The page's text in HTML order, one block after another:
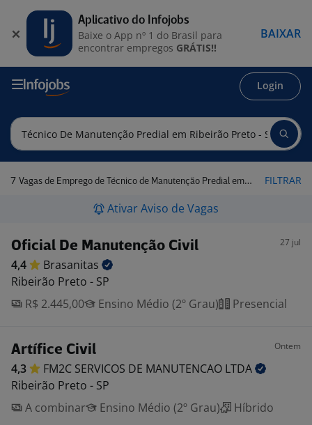
Login
7 Vagas de Emprego de Técnico de Manutenção Predial em Ribeirão Preto - SP FILTRAR
Ativar Aviso de Vagas
Oficial De Manutenção Civil 27 jul
4,4
Brasanitas
Ribeirão Preto - SP
R$ 2.445,00
Ensino Médio (2º Grau) Presencial
Artífice Civil Ontem
4,3 FM2C SERVICOS DE MANUTENCAO LTDA
Ribeirão Preto - SP
A combinar
Ensino Médio (2º Grau) Híbrido
Aplicativo do Infojobs
Baixe o App nº 1 do Brasil para
encontrar empregos GRÁTIS!!
BAIXAR